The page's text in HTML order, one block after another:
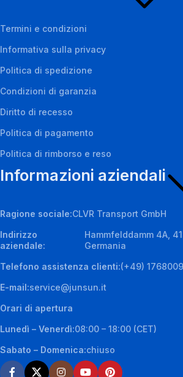
Termini e condizioni
Informativa sulla privacy
Politica di spedizione
Condizioni di garanzia
Diritto di recesso
Politica di pagamento
Politica di rimborso e reso
Informazioni aziendali
Ragione sociale:CLVR Transport GmbH
Indirizzo
aziendale:
Hammfelddamm 4A,
Germania
Telefono assistenza clienti:(+49)
E-mail:service@junsun.it
Orari di apertura
Lunedì – Venerdì:08:00 – 18:00 (CET)
Sabato – Domenica:chiuso